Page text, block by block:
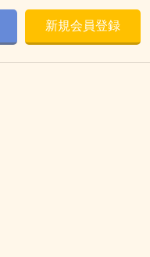
新規会員登録